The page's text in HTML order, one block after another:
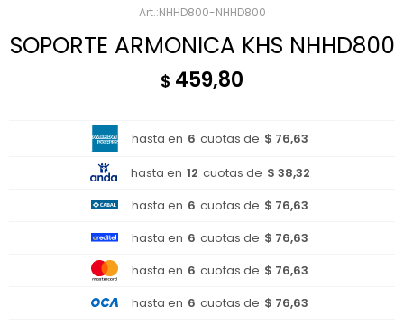
NHHD800-NHHD800
SOPORTE ARMONICA KHS NHHD800
$ 459,80
hasta en 6 cuotas de $ 76,63
hasta en 12 cuotas de $ 38,32
hasta en 6 cuotas de $ 76,63
hasta en 6 cuotas de $ 76,63
hasta en 6 cuotas de $ 76,63
hasta en 6 cuotas de $ 76,63